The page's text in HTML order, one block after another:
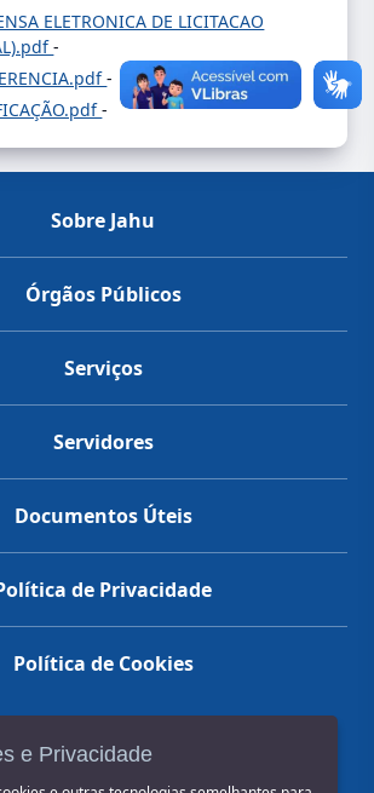
ELETRONICA DE LICITACAO
-
-
-
Sobre Jahu
Órgãos Públicos
Serviços
Servidores
Documentos Úteis
de Privacidade
Política de Cookies
e Privacidade